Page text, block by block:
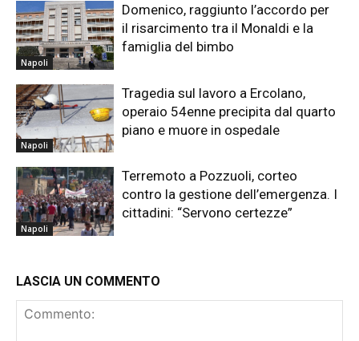
Napoli
Domenico, raggiunto l’accordo per
il risarcimento tra il Monaldi e la
famiglia del bimbo
Napoli
Tragedia sul lavoro a Ercolano,
operaio 54enne precipita dal quarto
piano e muore in ospedale
Napoli
Terremoto a Pozzuoli, corteo
contro la gestione dell’emergenza. I
cittadini: “Servono certezze”
LASCIA UN COMMENTO